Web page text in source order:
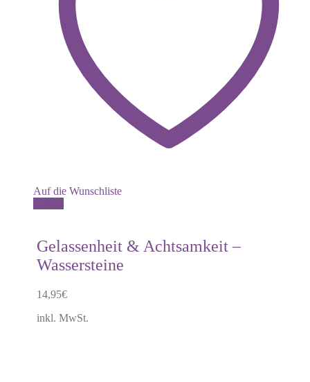
Auf die Wunschliste
Gelassenheit & Achtsamkeit –
Wassersteine
14,95€
inkl. MwSt.